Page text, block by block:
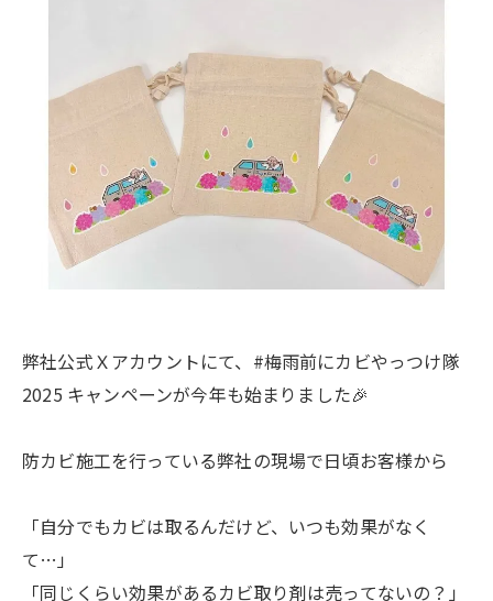
弊社公式Ｘアカウントにて、#梅雨前にカビやっつけ隊
2025 キャンペーンが今年も始まりました🎉
防カビ施工を行っている弊社の現場で日頃お客様から
「自分でもカビは取るんだけど、いつも効果がなく
て…」
「同じくらい効果があるカビ取り剤は売ってないの？」